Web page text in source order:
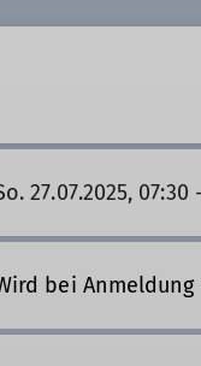
27.07.2025,
bei